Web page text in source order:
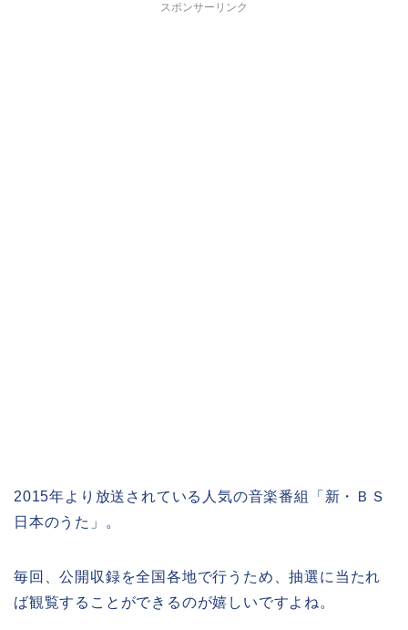
スポンサーリンク
2015年より放送されている人気の音楽番組「新・ＢＳ
日本のうた」。
毎回、公開収録を全国各地で行うため、抽選に当たれ
ば観覧することができるのが嬉しいですよね。